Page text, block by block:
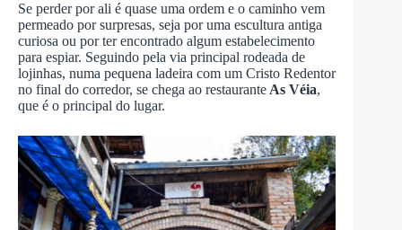
Se perder por ali é quase uma ordem e o caminho vem
permeado por surpresas, seja por uma escultura antiga
curiosa ou por ter encontrado algum estabelecimento
para espiar. Seguindo pela via principal rodeada de
lojinhas, numa pequena ladeira com um Cristo Redentor
no final do corredor, se chega ao restaurante As Véia,
que é o principal do lugar.